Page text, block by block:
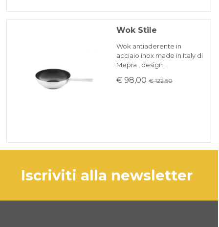
Wok Stile
Wok antiaderente in
acciaio inox made in Italy di
Mepra , design …
€ 98,00 € 122.50
iscriviti alla newsletter